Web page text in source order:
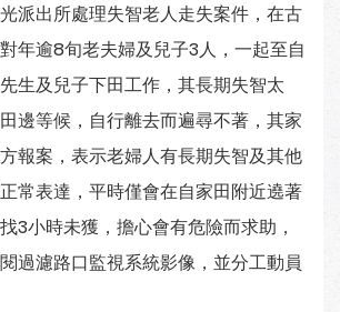
派出所處理失智老人走失案件，在古
年逾8旬老夫婦及兒子3人，一起至自
生及兒子下田工作，其長期失智太
邊等候，自行離去而遍尋不著，其家
報案，表示老婦人有長期失智及其他
常表達，平時僅會在自家田附近遶著
3小時未獲，擔心會有危險而求助，
過濾路口監視系統影像，並分工動員